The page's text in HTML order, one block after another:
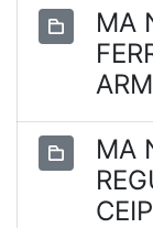
MA
MA